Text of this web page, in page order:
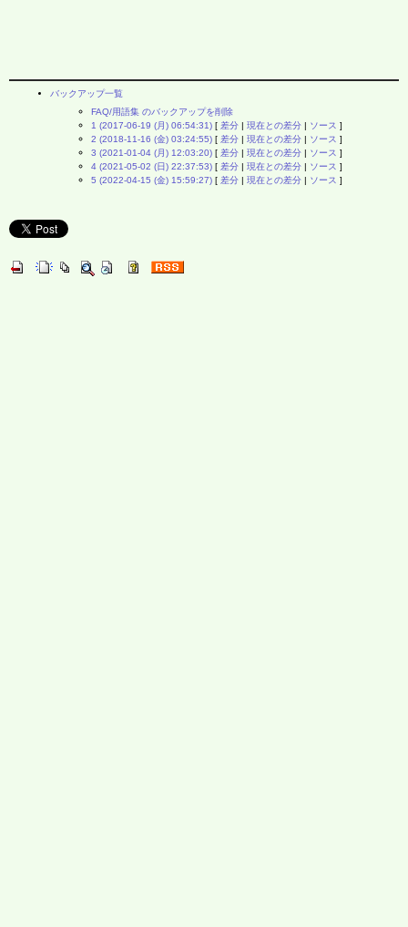
バックアップ一覧
FAQ/用語集 のバックアップを削除
1 (2017-06-19 (月) 06:54:31) [ 差分 現在との差分 ソース ]
2 (2018-11-16 (金) 03:24:55) [ 差分 現在との差分 ソース ]
3 (2021-01-04 (月) 12:03:20) [ 差分 現在との差分 ソース ]
4 (2021-05-02 (日) 22:37:53) [ 差分 現在との差分 ソース ]
5 (2022-04-15 (金) 15:59:27) [ 差分 現在との差分 ソース ]